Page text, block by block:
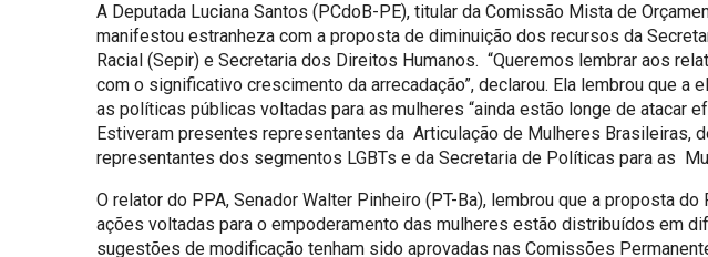
A Deputada Luciana Santos (PCdoB-PE), titular da Comissão Mista de
manifestou estranheza com a proposta de diminuição dos recursos da
Racial (Sepir) e Secretaria dos Direitos Humanos. “Queremos lembrar aos
com o significativo crescimento da arrecadação”, declarou. Ela lembrou que
as políticas públicas voltadas para as mulheres “ainda estão longe de atacar
Estiveram presentes representantes da Articulação de Mulheres
representantes dos segmentos LGBTs e da Secretaria de Políticas para as
O relator do PPA, Senador Walter Pinheiro (PT-Ba), lembrou que a proposta
ações voltadas para o empoderamento das mulheres estão distribuídos em
sugestões de modificação tenham sido aprovadas nas Comissões